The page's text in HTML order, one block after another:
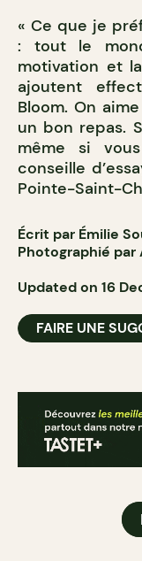
« Ce que je
: tout le
motivation et
ajoutent
Bloom. On
un bon repas.
même si
conseille
Pointe-Saint-
Écrit par Émilie
Photographié par
Updated on 16
FAIRE UNE